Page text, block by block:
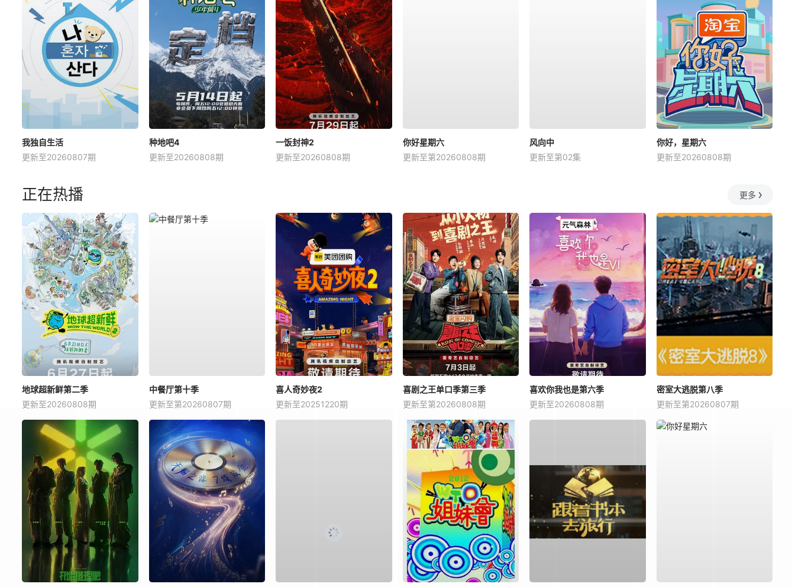
我独自生活
更新至20260807期
种地吧4
更新至20260808期
一饭封神2
更新至20260808期
你好星期六
更新至第20260808期
风向中
更新至第02集
你好，星期六
更新至20260808期
正在热播 更多
地球超新鲜第二季
更新至20260808期
中餐厅第十季
更新至第20260807期
喜人奇妙夜2
更新至20251220期
喜剧之王单口季第三季
更新至第20260808期
喜欢你我也是第六季
更新至20260808期
密室大逃脱第八季
更新至第20260807期